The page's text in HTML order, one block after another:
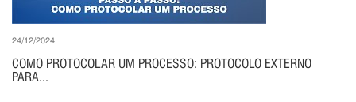
24/12/2024
COMO PROTOCOLAR UM PROCESSO: PROTOCOLO EXTERNO
PARA...